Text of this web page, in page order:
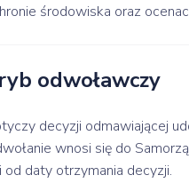
środowiska oraz
odwoławczy
decyzji odmawiającej
wnosi się do
od daty otrzymania decyzji.